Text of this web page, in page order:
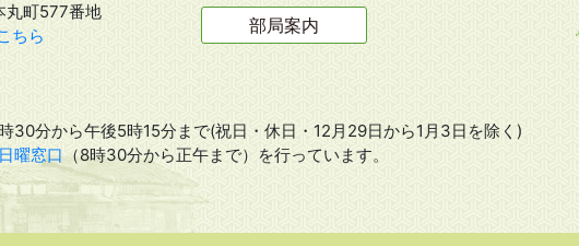
丸町577番地
ちら
部局案内
30分から午後5時15分まで(祝日・休日・12月29日から1月3日を除く)
日曜窓口（8時30分から正午まで）を行っています。